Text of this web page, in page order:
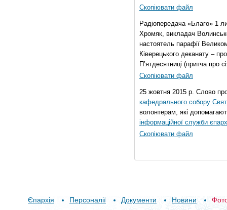
Скопіювати файл
Радіопередача «Благо» 1
Хромяк, викладач
настоятель парафії
Ківерецького деканату –
П’ятдесятниці (притча про
Скопіювати файл
25 жовтня 2015 р. Слово
кафедрального собору
волонтерам, які
інформаційної служби
Скопіювати файл
Єпархія Персоналії Документи Новини